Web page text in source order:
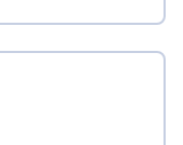
die dem